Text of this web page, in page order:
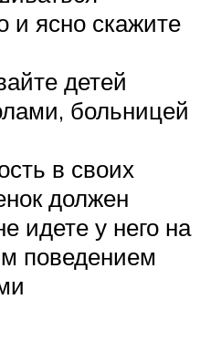
и ясно скажите
детей
больницей
в своих
должен
идете у него на
поведением